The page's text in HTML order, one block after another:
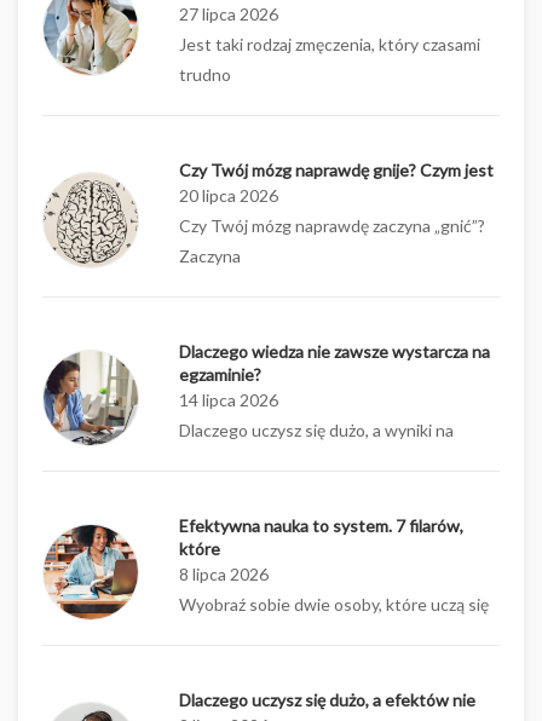
27 lipca 2026
Jest taki rodzaj zmęczenia, który czasami
trudno
Czy Twój mózg naprawdę gnije? Czym jest
20 lipca 2026
Czy Twój mózg naprawdę zaczyna „gnić”?
Zaczyna
Dlaczego wiedza nie zawsze wystarcza na
egzaminie?
14 lipca 2026
Dlaczego uczysz się dużo, a wyniki na
Efektywna nauka to system. 7 filarów,
które
8 lipca 2026
Wyobraź sobie dwie osoby, które uczą się
Dlaczego uczysz się dużo, a efektów nie